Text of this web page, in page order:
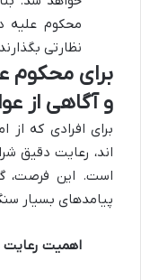
محکوم علیه
نظارتی
برای محکوم
و آگاهی از
برای افرادی که از
اند، رعایت دقیق
است. این فرصت،
پیامدهای بسیار
اهمیت رعایت